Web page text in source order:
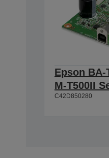
Epson BA-
M-T500II
C42D850280